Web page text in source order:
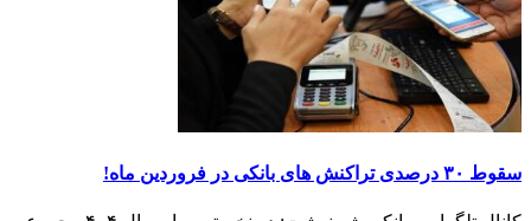
سقوط ۳۰ درصدی تراکنش های بانکی در فروردین ماه!